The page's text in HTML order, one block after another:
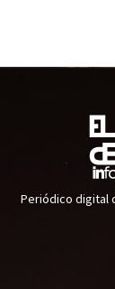
Periódico digital